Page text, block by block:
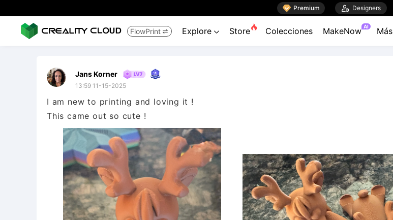
 Premium  Designers
FlowPrint  Explore  Store Colecciones MakeNow AI Más
Jans Korner
13:59 11-15-2025
I am new to printing and loving it !
This came out so cute !